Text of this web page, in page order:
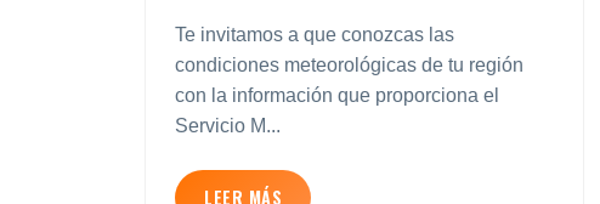
Te invitamos a que conozcas las
condiciones meteorológicas de tu región
con la información que proporciona el
Servicio M...
LEER MÁS